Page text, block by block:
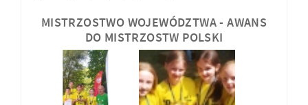
MISTRZOSTWO WOJEWÓDZTWA - AWANS
DO MISTRZOSTW POLSKI